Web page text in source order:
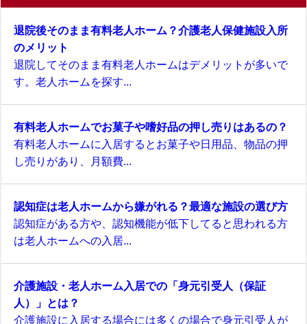
退院後そのまま有料老人ホーム？介護老人保健施設入所
のメリット
退院してそのまま有料老人ホームはデメリットが多いで
す。老人ホームを探す...
有料老人ホームでお菓子や嗜好品の押し売りはあるの？
有料老人ホームに入居するとお菓子や日用品、物品の押
し売りがあり、月額費...
認知症は老人ホームから嫌がれる？最適な施設の選び方
認知症がある方や、認知機能が低下してると思われる方
は老人ホームへの入居...
介護施設・老人ホーム入居での「身元引受人（保証
人）」とは？
介護施設に入居する場合には多くの場合で身元引受人が